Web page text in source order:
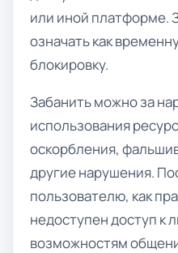
или иной платформе.
означать как
блокировку.
Забанить можно за
использования
оскорбления,
другие нарушения.
пользователю, как
недоступен доступ к
возможностям